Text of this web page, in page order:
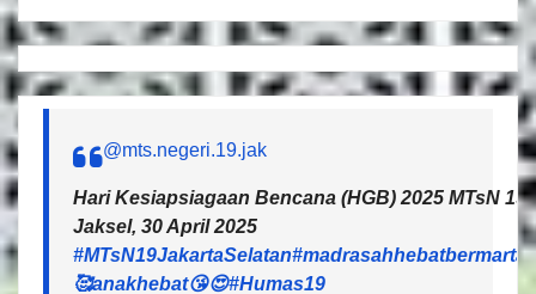
@mts.negeri.19.jak
Hari Kesiapsiagaan Bencana (HGB) 2025 MTsN
Jaksel, 30 April 2025
#MTsN19JakartaSelatan
🥰anakhebat😘😍#Humas19